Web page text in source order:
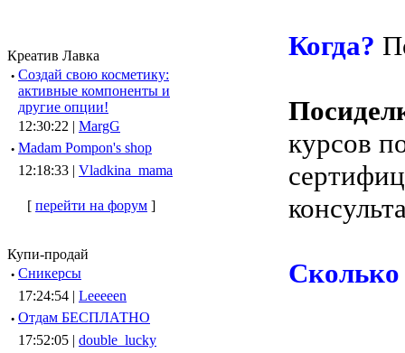
Креатив Лавка
· Создай свою косметику:
активные компоненты и
другие опции!
12:30:22 | MargG
· Madam Pompon's shop
12:18:33 | Vladkina_mama
[ перейти на форум ]
Купи-продай
· Сникерсы
17:24:54 | Leeeeen
· Отдам БЕСПЛАТНО
17:52:05 | double_lucky
Когда?
курсов
Сколько